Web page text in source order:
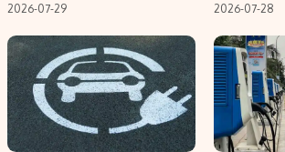
2026-07-29 2026-07-28